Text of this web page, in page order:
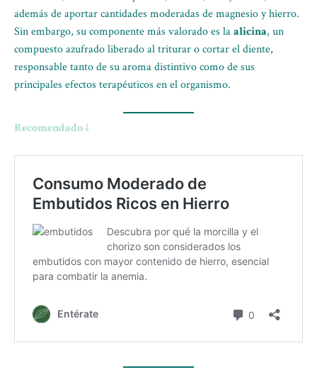
además de aportar cantidades moderadas de magnesio y hierro.
Sin embargo, su componente más valorado es laalicina, un
compuesto azufrado liberado al triturar o cortar el diente,
responsable tanto de su aroma distintivo como de sus
principales efectos terapéuticos en el organismo.
Recomendado ↓